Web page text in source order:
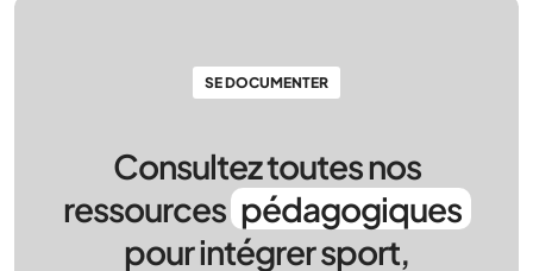
SE DOCUMENTER
Consultez toutes nos
ressources pédagogiques
pour intégrer sport,